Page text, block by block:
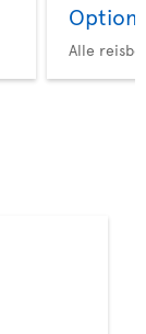
Option
Alle